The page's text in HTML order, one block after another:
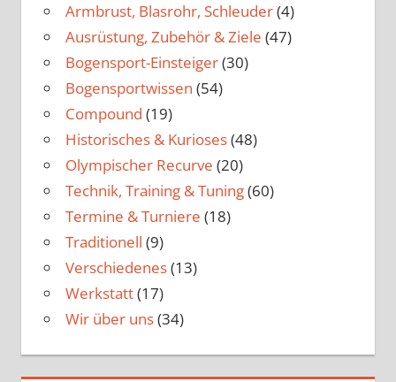
Armbrust, Blasrohr, Schleuder(4)
Ausrüstung, Zubehör & Ziele (47)
Bogensport-Einsteiger(30)
Bogensportwissen (54)
Compound (19)
Historisches & Kurioses(48)
Olympischer Recurve (20)
Technik, Training & Tuning(60)
Termine & Turniere (18)
Traditionell (9)
Verschiedenes(13)
Werkstatt(17)
Wir über uns(34)